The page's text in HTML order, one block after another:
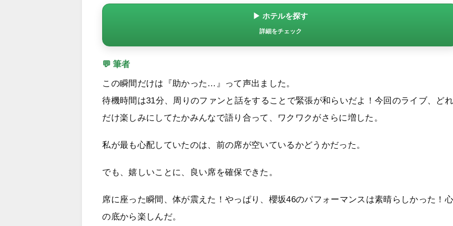
▶ ホテルを探す
詳細をチェック
💬 筆者
この瞬間だけは『助かった…』って声出ました。
待機時間は31分、周りのファンと話をすることで緊張が和らいだよ！今回のライブ、ど
だけ楽しみにしてたかみんなで語り合って、ワクワクがさらに増した。
私が最も心配していたのは、前の席が空いているかどうかだった。
でも、嬉しいことに、良い席を確保できた。
席に座った瞬間、体が震えた！やっぱり、櫻坂46のパフォーマンスは素晴らしかった！
の底から楽しんだ。